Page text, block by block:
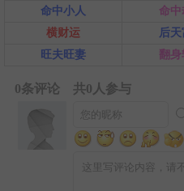
命中小人
命中
横财运
后
旺夫旺妻
翻身